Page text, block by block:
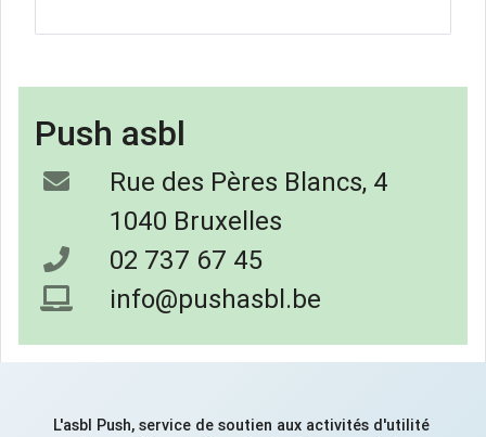
Push asbl
Rue des Pères Blancs, 4
1040 Bruxelles
02 737 67 45
info@pushasbl.be
L'asbl Push, service de soutien aux activités d'utilité